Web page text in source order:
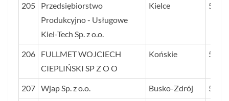
205
Przedsiębiorstwo
Produkcyjno - Usługowe
Kiel-Tech Sp. z o.o.
Kielce 55
206
FULLMET WOJCIECH
CIEPLIŃSKI SP Z O O
Końskie 55
207 Wjap Sp. z o.o. Busko-Zdrój 55